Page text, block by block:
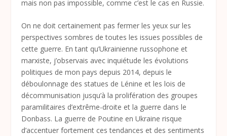
mais non pas impossible, comme c’est le cas en Russie.
On ne doit certainement pas fermer les yeux sur les
perspectives sombres de toutes les issues possibles de
cette guerre. En tant qu’Ukrainienne russophone et
marxiste, j’observais avec inquiétude les évolutions
politiques de mon pays depuis 2014, depuis le
déboulonnage des statues de Lénine et les lois de
décommunisation jusqu’à la prolifération des groupes
paramilitaires d’extrême-droite et la guerre dans le
Donbass. La guerre de Poutine en Ukraine risque
d’accentuer fortement ces tendances et des sentiments